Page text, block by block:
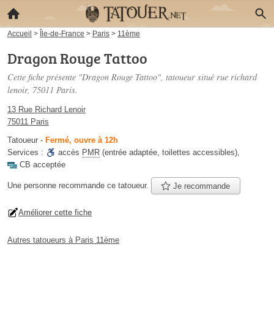
Accueil > Île-de-France > Paris > 11ème
Dragon Rouge Tattoo
Cette fiche présente "Dragon Rouge Tattoo", tatoueur situé rue richard
lenoir, 75011 Paris.
13 Rue Richard Lenoir
75011 Paris
Tatoueur - Fermé, ouvre à 12h
Services :
accès PMR (entrée adaptée, toilettes accessibles),
CB acceptée
Une personne recommande ce tatoueur. Je recommande
Améliorer cette fiche
Autres tatoueurs à Paris 11ème